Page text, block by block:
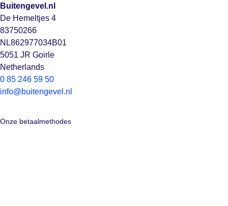
Buitengevel.nl
De Hemeltjes 4
83750266
NL862977034B01
5051 JR Goirle
Netherlands
0 85 246 59 50
info@buitengevel.nl
Onze betaalmethodes